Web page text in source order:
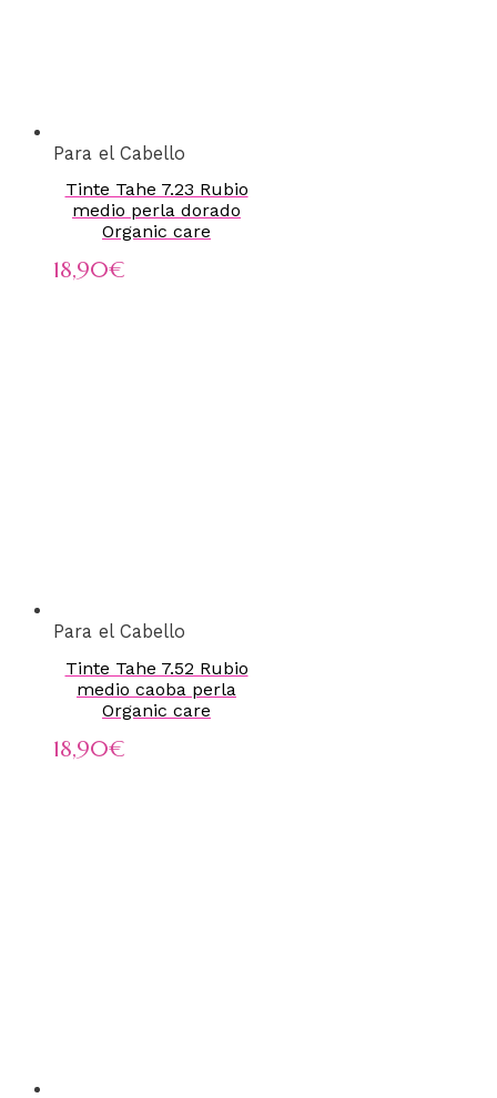
Para el Cabello
Tinte Tahe 7.23 Rubio
medio perla dorado
Organic care
18,90€
Para el Cabello
Tinte Tahe 7.52 Rubio
medio caoba perla
Organic care
18,90€